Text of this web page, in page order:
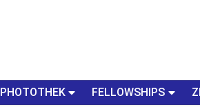
PHOTOTHEK FELLOWSHIPS